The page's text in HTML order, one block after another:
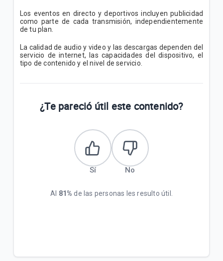
Los eventos en directo y deportivos incluyen publicidad
como parte de cada transmisión, independientemente
de tu plan.
La calidad de audio y video y las descargas dependen del
servicio de internet, las capacidades del dispositivo, el
tipo de contenido y el nivel de servicio.
¿Te pareció útil este contenido?
Sí No
Al 81% de las personas les resulto útil.